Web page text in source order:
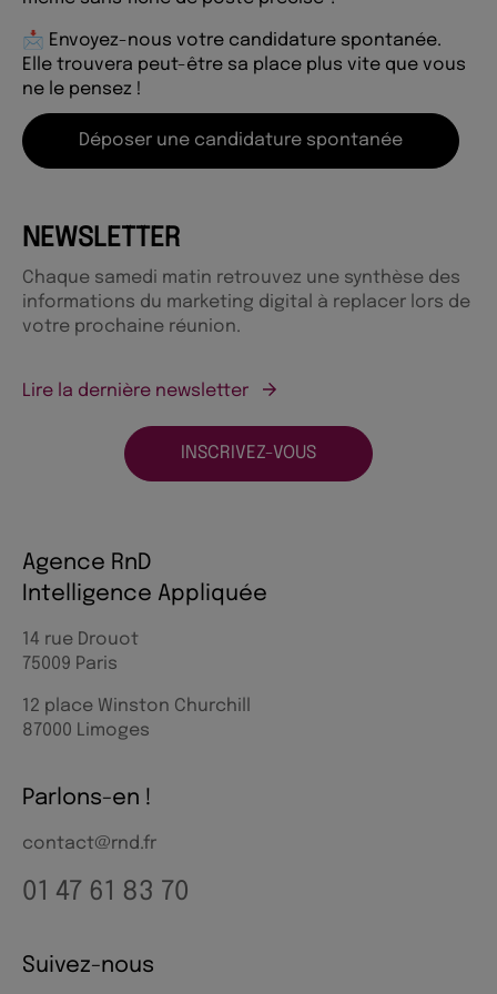
📩 Envoyez-nous votre candidature spontanée.
Elle trouvera peut-être sa place plus vite que vous
ne le pensez !
Déposer une candidature spontanée
NEWSLETTER
Chaque samedi matin retrouvez une synthèse des
informations du marketing digital à replacer lors de
votre prochaine réunion.
Lire la dernière newsletter
INSCRIVEZ-VOUS
Agence RnD
Intelligence Appliquée
14 rue Drouot
75009 Paris
12 place Winston Churchill
87000 Limoges
Parlons-en !
contact@rnd.fr
01 47 61 83 70
Suivez-nous